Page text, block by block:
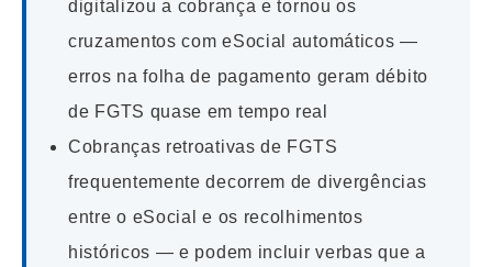
digitalizou a cobrança e tornou os
cruzamentos com eSocial automáticos —
erros na folha de pagamento geram débito
de FGTS quase em tempo real
Cobranças retroativas de FGTS
frequentemente decorrem de divergências
entre o eSocial e os recolhimentos
históricos — e podem incluir verbas que a